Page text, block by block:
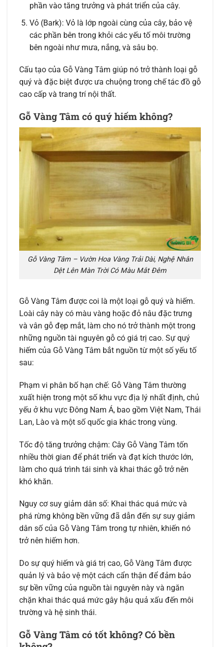
phần vào tăng trưởng và phát triển của cây.
Vỏ (Bark): Vỏ là lớp ngoài cùng của cây, bảo vệ
các phần bên trong khỏi các yếu tố môi trường
bên ngoài như mưa, nắng, và sâu bọ.
Cấu tạo của Gỗ Vàng Tâm giúp nó trở thành loại gỗ
quý và đặc biệt được ưa chuộng trong chế tác đồ gỗ
cao cấp và trang trí nội thất.
Gỗ Vàng Tâm có quý hiếm không?
Gỗ Vàng Tâm – Vườn Hoa Vàng Trải Dài, Nghệ Nhân
Dệt Lên Màn Trời Có Màu Mắt Đêm
Gỗ Vàng Tâm được coi là một loại gỗ quý và hiếm.
Loài cây này có màu vàng hoặc đỏ nâu đặc trưng
và vân gỗ đẹp mắt, làm cho nó trở thành một trong
những nguồn tài nguyên gỗ có giá trị cao. Sự quý
hiếm của Gỗ Vàng Tâm bắt nguồn từ một số yếu tố
sau:
Phạm vi phân bố hạn chế: Gỗ Vàng Tâm thường
xuất hiện trong một số khu vực địa lý nhất định, chủ
yếu ở khu vực Đông Nam Á, bao gồm Việt Nam, Thái
Lan, Lào và một số quốc gia khác trong vùng.
Tốc độ tăng trưởng chậm: Cây Gỗ Vàng Tâm tốn
nhiều thời gian để phát triển và đạt kích thước lớn,
làm cho quá trình tái sinh và khai thác gỗ trở nên
khó khăn.
Nguy cơ suy giảm dân số: Khai thác quá mức và
phá rừng không bền vững đã dẫn đến sự suy giảm
dân số của Gỗ Vàng Tâm trong tự nhiên, khiến nó
trở nên hiếm hơn.
Do sự quý hiếm và giá trị cao, Gỗ Vàng Tâm được
quản lý và bảo vệ một cách cẩn thận để đảm bảo
sự bền vững của nguồn tài nguyên này và ngăn
chặn khai thác quá mức gây hậu quả xấu đến môi
trường và hệ sinh thái.
Gỗ Vàng Tâm có tốt không? Có bền